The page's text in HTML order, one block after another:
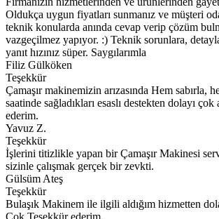
Oldukça uygun fiyatları sunmanız ve müşteri
teknik konularda anında cevap verip çözüm
vazgeçilmez yapıyor. :) Teknik sorunlara,
yanıt hızınız süper. Saygılarımla
Filiz Gülköken
Teşekkür
Çamaşır makinemizin arızasında Hem sabırla,
saatinde sağladıkları esaslı destekten dolayı
ederim.
Yavuz Z.
Teşekkür
İşlerini titizlikle yapan bir Çamaşır Makinesi
sizinle çalışmak gerçek bir zevkti.
Gülsüm Ateş
Teşekkür
Bulaşık Makinem ile ilgili aldığım hizmetten